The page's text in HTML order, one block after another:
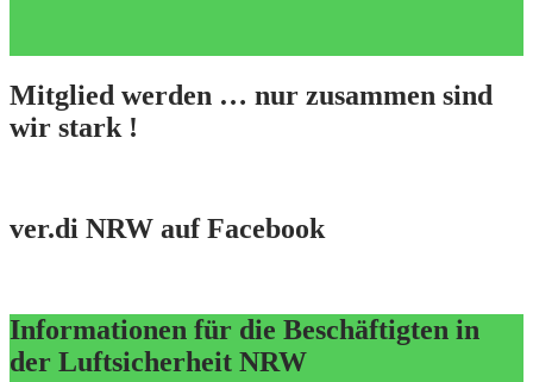
Mitglied werden … nur zusammen sind
wir stark !
ver.di NRW auf Facebook
Informationen für die Beschäftigten in
der Luftsicherheit NRW